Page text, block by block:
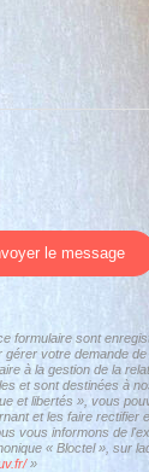
le message
formulaire sont
votre demande
à la gestion de la
et sont destinées à
et libertés », vous
et les faire rectifier
vous informons de
« Bloctel », sur
»